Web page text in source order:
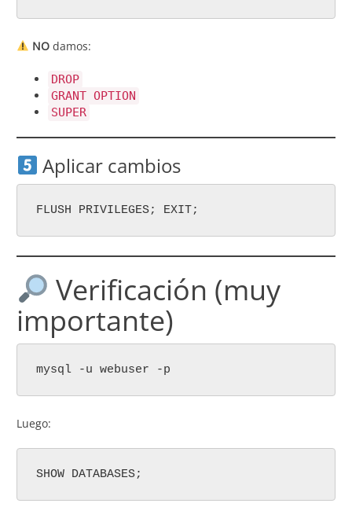
NOdamos:
DROP
GRANT OPTION
SUPER
Aplicar cambios
FLUSH PRIVILEGES; EXIT;
Verificación (muy
importante)
mysql -u webuser -p
Luego:
SHOW DATABASES;